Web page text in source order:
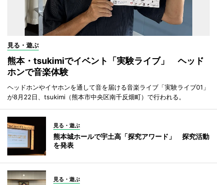
見る・遊ぶ
熊本・tsukimiでイベント「実験ライブ」 ヘッド
ホンで音楽体験
ヘッドホンやイヤホンを通して音を届ける音楽ライブ「実験ライブ01」
が8月22日、tsukimi（熊本市中央区南千反畑町）で行われる。
見る・遊ぶ
熊本城ホールで宇土高「探究アワード」 探究活動
を発表
見る・遊ぶ